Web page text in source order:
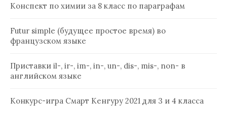
Конспект по химии за 8 класс по параграфам
Futur simple (будущее простое время) во
французском языке
Приставки il-, ir-, im-, in-, un-, dis-, mis-, non- в
английском языке
Конкурс-игра Смарт Кенгуру 2021 для 3 и 4 класса